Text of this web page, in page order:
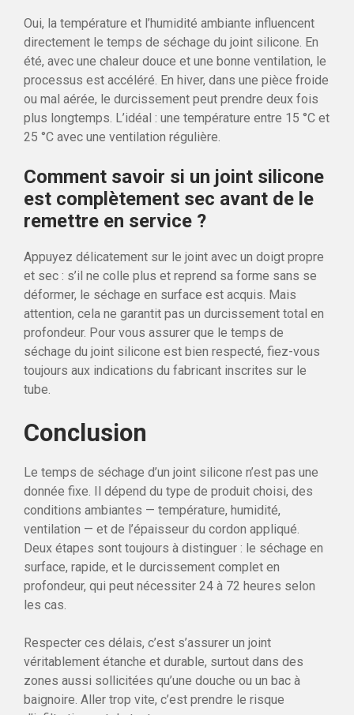
Oui, la température et l’humidité ambiante influencent
directement le temps de séchage du joint silicone. En
été, avec une chaleur douce et une bonne ventilation, le
processus est accéléré. En hiver, dans une pièce froide
ou mal aérée, le durcissement peut prendre deux fois
plus longtemps. L’idéal : une température entre 15 °C et
25 °C avec une ventilation régulière.
Comment savoir si un joint silicone
est complètement sec avant de le
remettre en service ?
Appuyez délicatement sur le joint avec un doigt propre
et sec : s’il ne colle plus et reprend sa forme sans se
déformer, le séchage en surface est acquis. Mais
attention, cela ne garantit pas un durcissement total en
profondeur. Pour vous assurer que le temps de
séchage du joint silicone est bien respecté, fiez-vous
toujours aux indications du fabricant inscrites sur le
tube.
Conclusion
Le temps de séchage d’un joint silicone n’est pas une
donnée fixe. Il dépend du type de produit choisi, des
conditions ambiantes — température, humidité,
ventilation — et de l’épaisseur du cordon appliqué.
Deux étapes sont toujours à distinguer : le séchage en
surface, rapide, et le durcissement complet en
profondeur, qui peut nécessiter 24 à 72 heures selon
les cas.
Respecter ces délais, c’est s’assurer un joint
véritablement étanche et durable, surtout dans des
zones aussi sollicitées qu’une douche ou un bac à
baignoire. Aller trop vite, c’est prendre le risque